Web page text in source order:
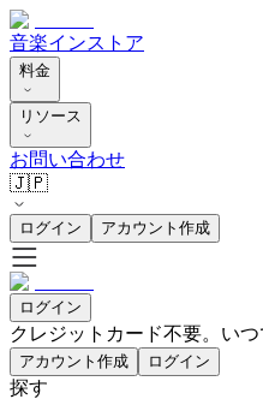
音楽インストア
料金
リソース
お問い合わせ
🇯🇵
ログイン アカウント作成
ログイン
クレジットカード不要。いつ
アカウント作成 ログイン
探す